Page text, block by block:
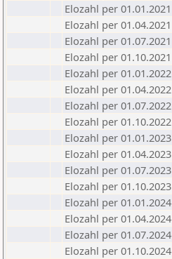
Elozahl per 01.01.2021
Elozahl per 01.04.2021
Elozahl per 01.07.2021
Elozahl per 01.10.2021
Elozahl per 01.01.2022
Elozahl per 01.04.2022
Elozahl per 01.07.2022
Elozahl per 01.10.2022
Elozahl per 01.01.2023
Elozahl per 01.04.2023
Elozahl per 01.07.2023
Elozahl per 01.10.2023
Elozahl per 01.01.2024
Elozahl per 01.04.2024
Elozahl per 01.07.2024
Elozahl per 01.10.2024